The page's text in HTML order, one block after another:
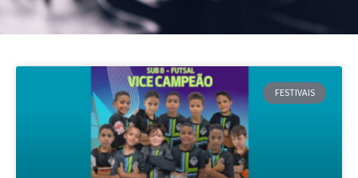
FESTIVAIS